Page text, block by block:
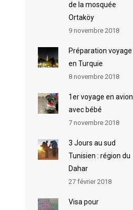
de la mosquée
Ortaköy
9 novembre 2018
Préparation voyage
en Turquie
8 novembre 2018
1er voyage en avion
avec bébé
7 novembre 2018
3 Jours au sud
Tunisien : région du
Dahar
27 février 2018
Visa pour